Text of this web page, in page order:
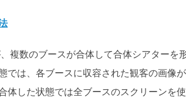
複数のブースが合体して合体シアターを
では、各ブースに収容された観客の画像が
体した状態では全ブースのスクリーンを使